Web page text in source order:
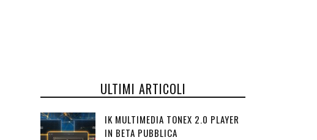
ULTIMI ARTICOLI
IK MULTIMEDIA TONEX 2.0 PLAYER
IN BETA PUBBLICA